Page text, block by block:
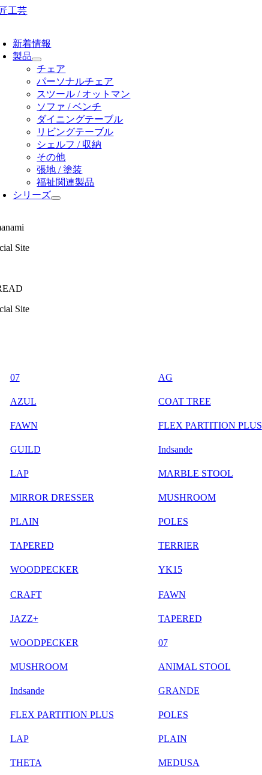
Skip
新着情報
製品
チェア
パーソナルチェア
スツール / オットマン
ソファ / ベンチ
ダイニングテーブル
リビングテーブル
シェルフ / 収納
その他
張地 / 塗装
福祉関連製品
シリーズ
Site
Site
07 AG
AZUL COAT TREE
FAWN FLEX PARTITION PLUS
GUILD Indsande
LAP MARBLE STOOL
MIRROR DRESSER MUSHROOM
PLAIN POLES
TAPERED TERRIER
WOODPECKER YK15
CRAFT FAWN
JAZZ+ TAPERED
WOODPECKER 07
MUSHROOM ANIMAL STOOL
Indsande GRANDE
FLEX PARTITION PLUS POLES
LAP PLAIN
THETA
MEDUSA